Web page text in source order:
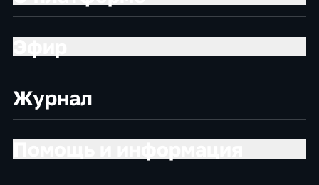
Журнал